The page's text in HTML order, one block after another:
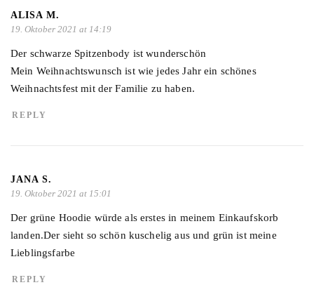
ALISA M.
19. Oktober 2021 at 14:19
Der schwarze Spitzenbody ist wunderschön
Mein Weihnachtswunsch ist wie jedes Jahr ein schönes
Weihnachtsfest mit der Familie zu haben.
REPLY
JANA S.
19. Oktober 2021 at 15:01
Der grüne Hoodie würde als erstes in meinem Einkaufskorb
landen.Der sieht so schön kuschelig aus und grün ist meine
Lieblingsfarbe
REPLY